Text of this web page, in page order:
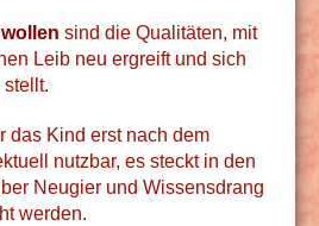
sind die Qualitäten, mit
Leib neu ergreift und sich
das Kind erst nach dem
nutzbar, es steckt in den
Neugier und Wissensdrang
werden.